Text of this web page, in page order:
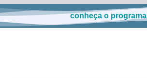
conheça o programa